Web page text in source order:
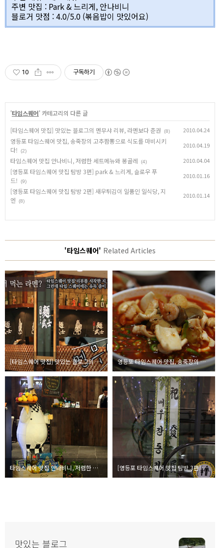
주변 맛집 : Park & 느리게, 안나비니
블로거 맛점 : 4.0/5.0 (볶음밥이 맛있어요)
10 구독하기
'타임스퀘어' 카테고리의 다른 글
[타임스퀘어 맛집] 맛있는 블로그의 멘무샤 리뷰, 라멘보다 춘권 (8) 2010.04.24
영등포 타임스퀘어 맛집, 송죽장의 고추짬뽕으로 식도를 마비시키
다!
(2)
2010.04.19
타임스퀘어 맛집 안나비니, 저렴한 세트메뉴와 봉골레 (4) 2010.04.04
[영등포 타임스퀘어 맛집 탐방 3편] park & 느리게, 슬로우 푸
드!
(9)
2010.01.16
[영등포 타임스퀘어 맛집 탐방 2편] 새우튀김이 일품인 일식당, 지
엔
(8)
2010.01.14
'타임스퀘어' Related Articles
[타임스퀘어 맛집] 맛있는 블로그의 멘무샤 리뷰, 라멘보다 춘권 영등포 타임스퀘어 맛집, 송죽장의 고추짬뽕으로 식도를 마비시키다!
타임스퀘어 맛집 안나비니, 저렴한 세트메뉴와 봉골레 [영등포 타임스퀘어 맛집 탐방 3편] park & 느리게, 슬로우 푸드!
맛있는 블로그